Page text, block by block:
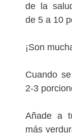
de la
de 5 a 10
¡Son
Cuando
2-3
Añade a
más